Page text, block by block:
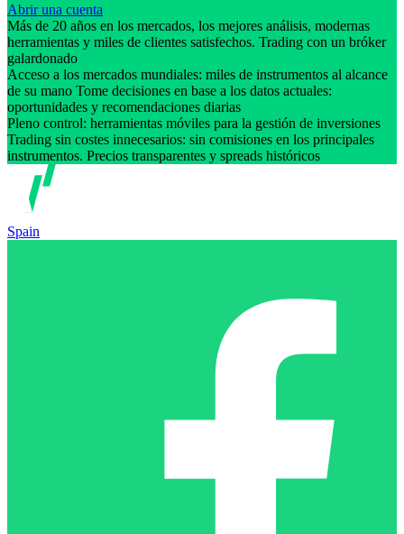
Abrir una cuenta
Más de 20 años en los mercados, los mejores análisis, modernas
herramientas y miles de clientes satisfechos. Trading con un bróker
galardonado
Acceso a los mercados mundiales: miles de instrumentos al alcance
de su mano Tome decisiones en base a los datos actuales:
oportunidades y recomendaciones diarias
Pleno control: herramientas móviles para la gestión de inversiones
Trading sin costes innecesarios: sin comisiones en los principales
instrumentos. Precios transparentes y spreads históricos
Spain